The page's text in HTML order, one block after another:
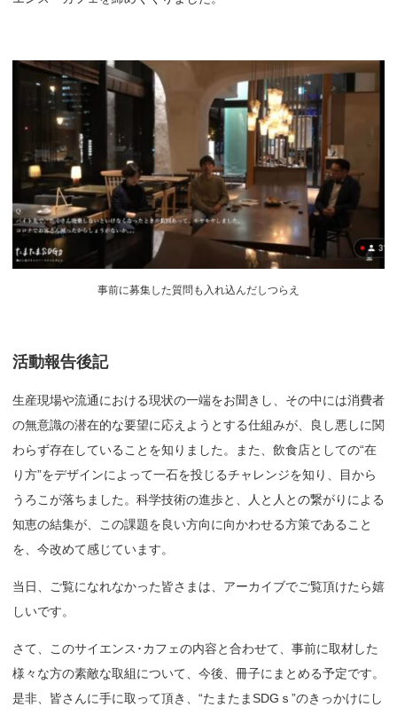
事前に募集した質問も入れ込んだしつらえ
活動報告後記
生産現場や流通における現状の一端をお聞きし、その中には消費者
の無意識の潜在的な要望に応えようとする仕組みが、良し悪しに関
わらず存在していることを知りました。また、飲食店としての“在
り方”をデザインによって一石を投じるチャレンジを知り、目から
うろこが落ちました。科学技術の進歩と、人と人との繋がりによる
知恵の結集が、この課題を良い方向に向かわせる方策であること
を、今改めて感じています。
当日、ご覧になれなかった皆さまは、アーカイブでご覧頂けたら嬉
しいです。
さて、このサイエンス･カフェの内容と合わせて、事前に取材した
様々な方の素敵な取組について、今後、冊子にまとめる予定です。
是非、皆さんに手に取って頂き、“たまたまSDGｓ”のきっかけにし